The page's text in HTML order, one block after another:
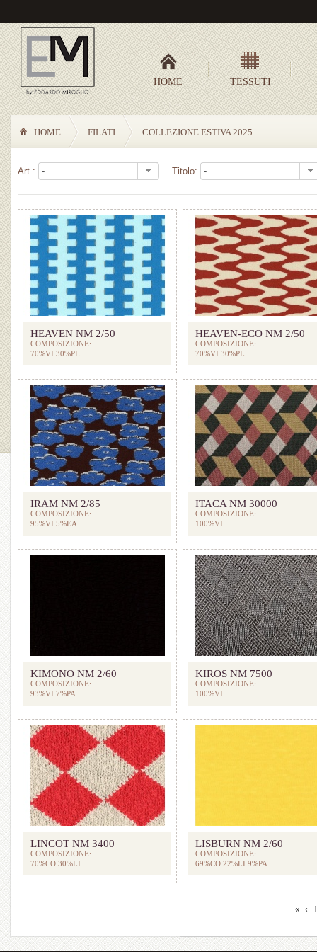
HOME TESSUTI
HOME FILATI COLLEZIONE ESTIVA 2025
Art.: Titolo:
HEAVEN NM 2/50
COMPOSIZIONE:
70%VI 30%PL
HEAVEN-ECO NM 2/50
COMPOSIZIONE:
70%VI 30%PL
IRAM NM 2/85
COMPOSIZIONE:
95%VI 5%EA
ITACA NM 30000
COMPOSIZIONE:
100%VI
KIMONO NM 2/60
COMPOSIZIONE:
93%VI 7%PA
KIROS NM 7500
COMPOSIZIONE:
100%VI
LINCOT NM 3400
COMPOSIZIONE:
70%CO 30%LI
LISBURN NM 2/60
COMPOSIZIONE:
69%CO 22%LI 9%PA
« ‹ 1